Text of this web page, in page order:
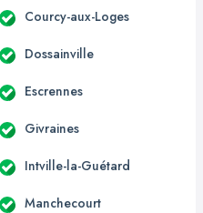
Courcy-aux-Loges
Dossainville
Escrennes
Givraines
Intville-la-Guétard
Manchecourt